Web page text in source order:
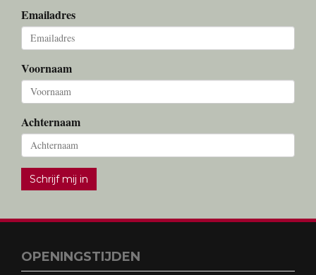
Emailadres
Voornaam
Achternaam
Schrijf mij in
OPENINGSTIJDEN